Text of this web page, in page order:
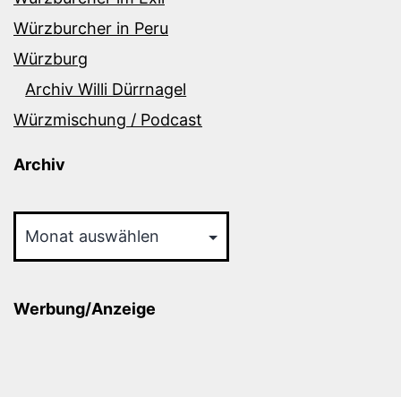
Würzburcher in Peru
Würzburg
Archiv Willi Dürrnagel
Würzmischung / Podcast
Archiv
Werbung/Anzeige